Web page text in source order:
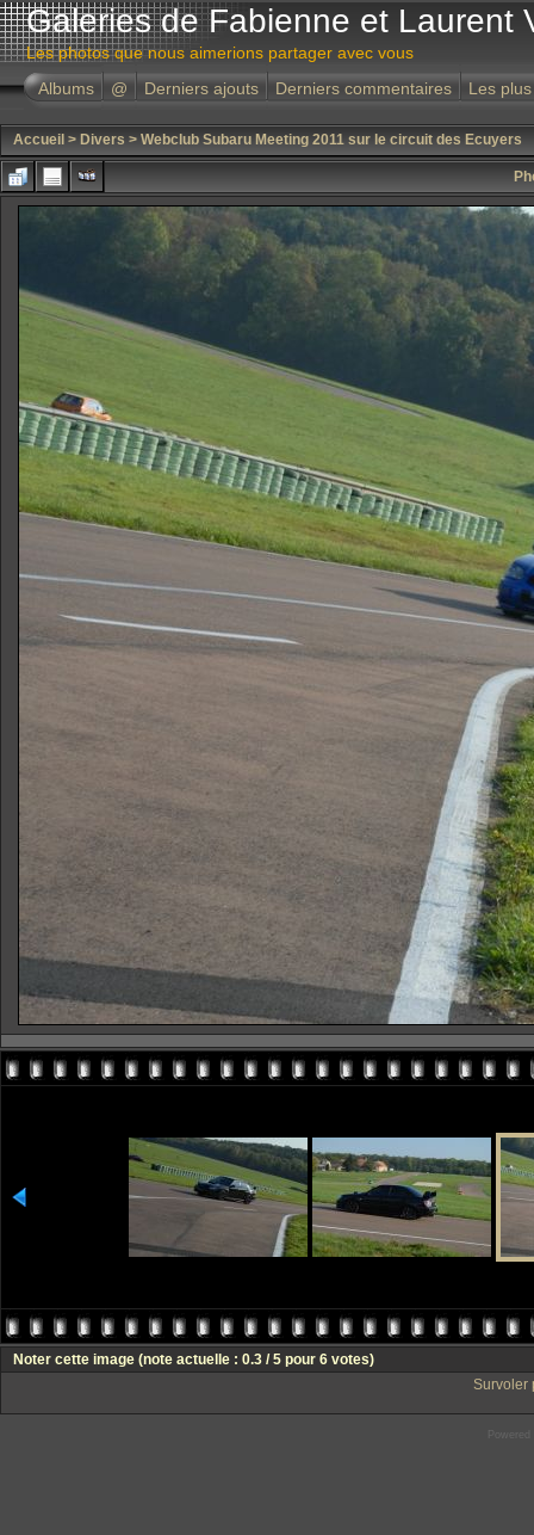
Galeries de Fabienne et Laurent
Les photos que nous aimerions partager avec vous
Albums
@ Derniers ajouts Derniers commentaires Les
Accueil > Divers > Webclub Subaru Meeting 2011 sur le circuit des Ecuyers
Noter cette image (note actuelle : 0.3 / 5 pour 6 votes)
Survoler